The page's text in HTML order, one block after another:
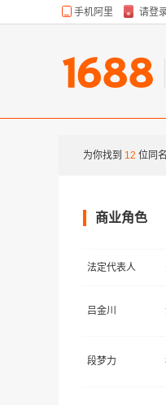
为你找到 12 位同名
商业角色
法定代表人
吕金川
段梦力